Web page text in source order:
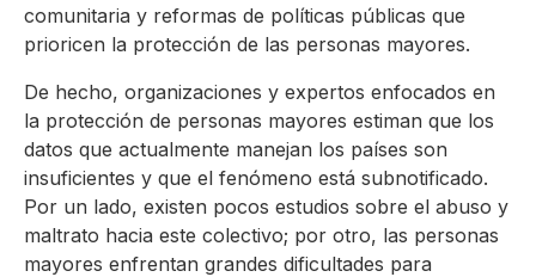
comunitaria y reformas de políticas públicas que
prioricen la protección de las personas mayores.
De hecho, organizaciones y expertos enfocados en
la protección de personas mayores estiman que los
datos que actualmente manejan los países son
insuficientes y que el fenómeno está subnotificado.
Por un lado, existen pocos estudios sobre el abuso y
maltrato hacia este colectivo; por otro, las personas
mayores enfrentan grandes dificultades para